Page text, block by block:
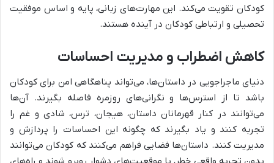
کودکان تقویت می‌کند. این مهارت‌های زبانی، پایه و اساس موفقیت
تحصیلی و ارتباطی کودکان در آینده هستند.
کاهش اضطراب و مدیریت احساسات
دنیای ماجراجویی در داستان‌ها، می‌تواند پناهگاهی امن برای کودکان
باشد تا از استرس‌ها و نگرانی‌های روزمره فاصله بگیرند. آن‌ها
می‌توانند در کنار قهرمانان داستان، هیجان، ترس، شادی و غم را
تجربه کنند و یاد بگیرند که چگونه این احساسات را پردازش و
مدیریت کنند. داستان‌ها فضایی فراهم می‌کنند که کودکان می‌توانند